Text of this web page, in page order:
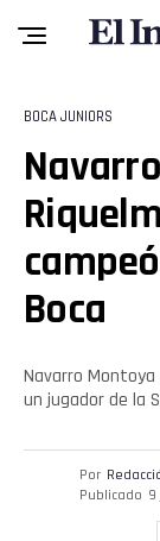
BOCA JUNIORS
Boca
Navarro Montoya
un jugador de la
Por
Publicado 9